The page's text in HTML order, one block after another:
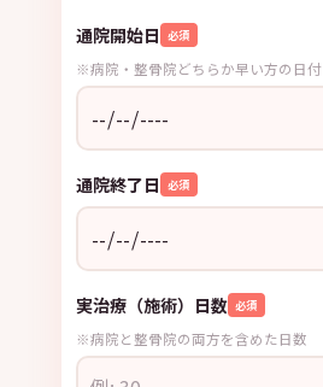
通院開始日 必須
※病院・整骨院どちらか早い方の日付
通院終了日 必須
実治療（施術）日数 必須
※病院と整骨院の両方を含めた日数